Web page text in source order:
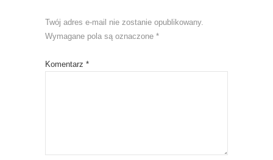
Twój adres e-mail nie zostanie opublikowany.
Wymagane pola są oznaczone *
Komentarz *